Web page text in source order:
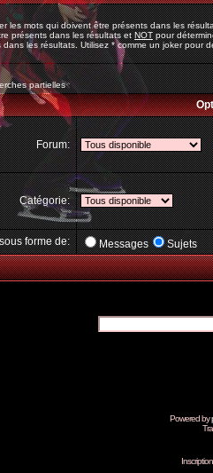
les mots qui doivent être présents dans les
présents dans les résultats etNOTpour
les résultats. Utilisez * comme un joker pour
partielles
Forum:
Catégorie:
forme de: Messages Sujets
Powered by